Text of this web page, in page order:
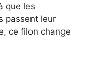
que les
passent leur
ce filon change